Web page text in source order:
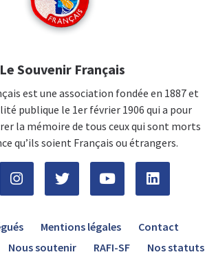
Le Souvenir Français
est une association fondée en 1887 et
publique le 1er février 1906 qui a pour
la mémoire de tous ceux qui sont morts
qu’ils soient Français ou étrangers.
Mentions légales
Contact
Nous soutenir RAFI-SF Nos statuts